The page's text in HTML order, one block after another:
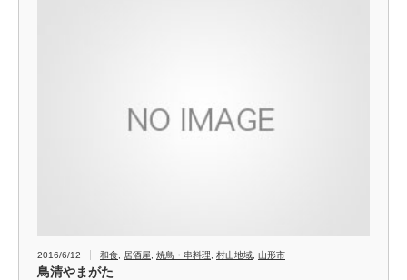
2016/6/12 和食 居酒屋 焼鳥・串料理 村山地域 山形市
鳥清やまがた